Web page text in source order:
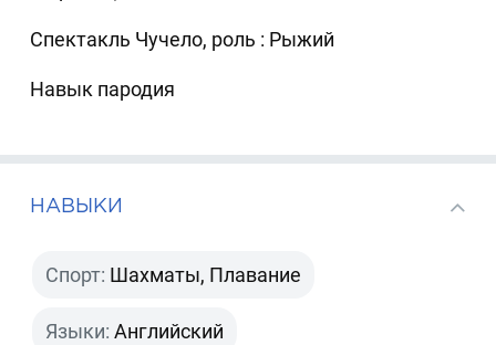
Спектакль Чучело, роль : Рыжий
Навык пародия
НАВЫКИ
Спорт: Шахматы, Плавание
Языки: Английский